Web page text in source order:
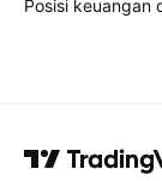
Posisi keuangan